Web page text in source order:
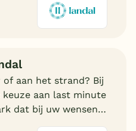
aan het strand? Bij
aan last minute
dat bij uw wensen